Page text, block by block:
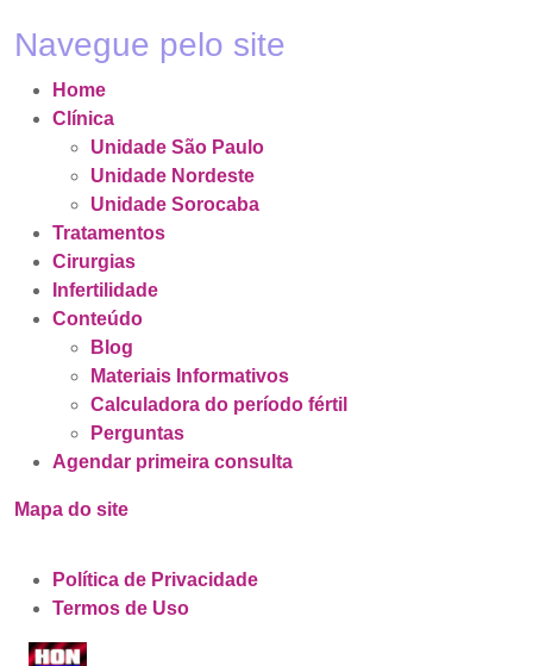
Navegue pelo site
Home
Clínica
Unidade São Paulo
Unidade Nordeste
Unidade Sorocaba
Tratamentos
Cirurgias
Infertilidade
Conteúdo
Blog
Materiais Informativos
Calculadora do período fértil
Perguntas
Agendar primeira consulta
Mapa do site
Política de Privacidade
Termos de Uso